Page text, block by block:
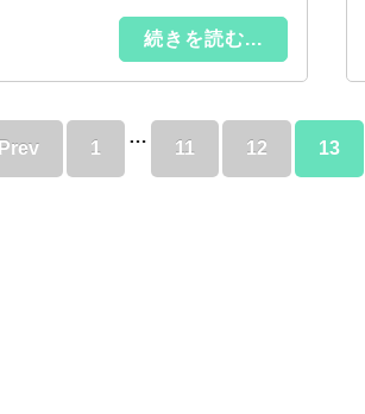
続きを読む...
Prev 1
…
11 12 13